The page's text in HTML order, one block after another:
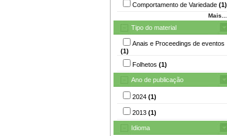
Comportamento de Variedade (1)
Mais...
Tipo do material
Anais e Proceedings de eventos
(1)
Folhetos (1)
Ano de publicação
2024 (1)
2013 (1)
Idioma